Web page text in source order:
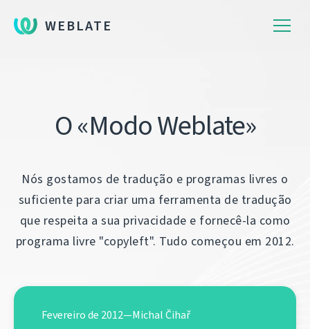
WEBLATE
O «Modo Weblate»
Nós gostamos de tradução e programas livres o
suficiente para criar uma ferramenta de tradução
que respeita a sua privacidade e fornecê-la como
programa livre "copyleft". Tudo começou em 2012.
Fevereiro de 2012—Michal Čihař